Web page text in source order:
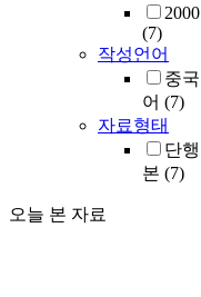
2000
(7)
작성언어
중국
어 (7)
자료형태
단행
본 (7)
오늘 본 자료